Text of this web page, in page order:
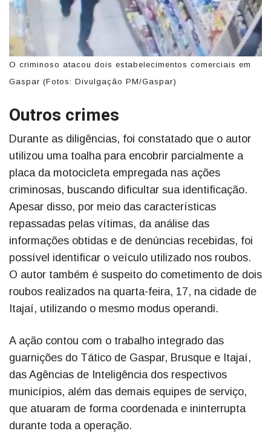
O criminoso atacou dois estabelecimentos comerciais em
Gaspar (Fotos: Divulgação PM/Gaspar)
Outros crimes
Durante as diligências, foi constatado que o autor
utilizou uma toalha para encobrir parcialmente a
placa da motocicleta empregada nas ações
criminosas, buscando dificultar sua identificação.
Apesar disso, por meio das características
repassadas pelas vítimas, da análise das
informações obtidas e de denúncias recebidas, foi
possível identificar o veículo utilizado nos roubos.
O autor também é suspeito do cometimento de dois
roubos realizados na quarta-feira, 17, na cidade de
Itajaí, utilizando o mesmo modus operandi.
A ação contou com o trabalho integrado das
guarnições do Tático de Gaspar, Brusque e Itajaí,
das Agências de Inteligência dos respectivos
municípios, além das demais equipes de serviço,
que atuaram de forma coordenada e ininterrupta
durante toda a operação.